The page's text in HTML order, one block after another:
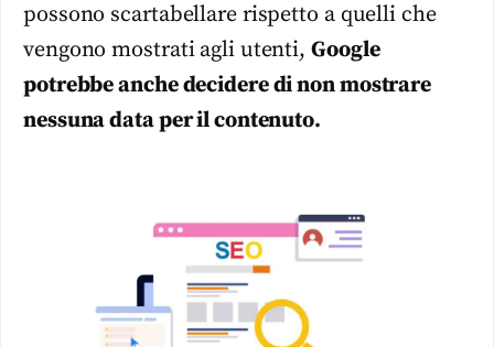
possono scartabellare rispetto a quelli che
vengono mostrati agli utenti, Google
potrebbe anche decidere di non mostrare
nessuna data per il contenuto.